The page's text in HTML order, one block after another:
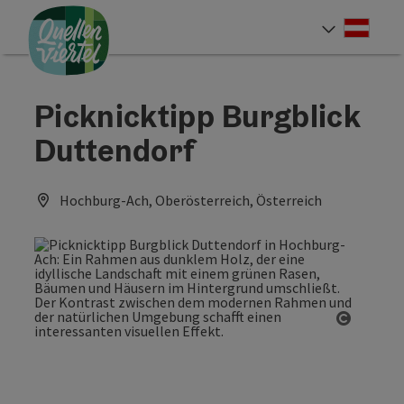
Zum Inhalt
Zur Navigation
Zum Seitenanfang
Picknicktipp Burgblick
Duttendorf
Hochburg-Ach, Oberösterreich, Österreich